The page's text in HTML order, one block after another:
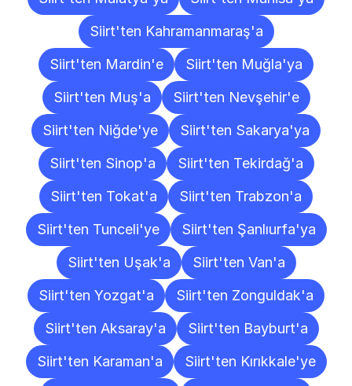
Siirt'ten Kahramanmaraş'a
Siirt'ten Mardin'e
Siirt'ten Muğla'ya
Siirt'ten Muş'a
Siirt'ten Nevşehir'e
Siirt'ten Niğde'ye
Siirt'ten Sakarya'ya
Siirt'ten Sinop'a
Siirt'ten Tekirdağ'a
Siirt'ten Tokat'a
Siirt'ten Trabzon'a
Siirt'ten Tunceli'ye
Siirt'ten Şanlıurfa'ya
Siirt'ten Uşak'a
Siirt'ten Van'a
Siirt'ten Yozgat'a
Siirt'ten Zonguldak'a
Siirt'ten Aksaray'a
Siirt'ten Bayburt'a
Siirt'ten Karaman'a
Siirt'ten Kırıkkale'ye